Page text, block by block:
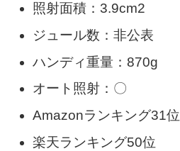
照射面積：3.9cm2
ジュール数：非公表
ハンディ重量：870g
オート照射：〇
Amazonランキング31位
楽天ランキング50位